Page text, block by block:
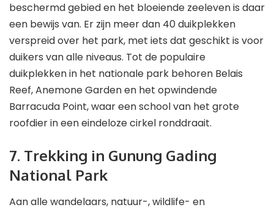
beschermd gebied en het bloeiende zeeleven is daar
een bewijs van. Er zijn meer dan 40 duikplekken
verspreid over het park, met iets dat geschikt is voor
duikers van alle niveaus. Tot de populaire
duikplekken in het nationale park behoren Belais
Reef, Anemone Garden en het opwindende
Barracuda Point, waar een school van het grote
roofdier in een eindeloze cirkel ronddraait.
7. Trekking in Gunung Gading
National Park
Aan alle wandelaars, natuur-, wildlife- en